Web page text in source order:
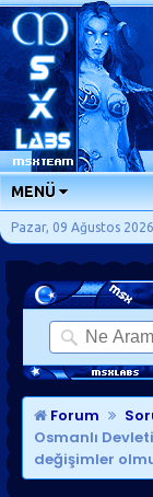
MENÜ
ANA SAYFA
FORUMLAR
SORU-CEVAP
GÜNLÜKLER
SON
KISAYOLLAR
Pazar, 09 Ağustos
Forum
Osmanlı
değişimler